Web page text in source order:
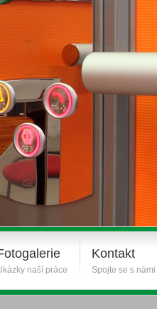
naší práce
Kontakt
Spojte se s námi